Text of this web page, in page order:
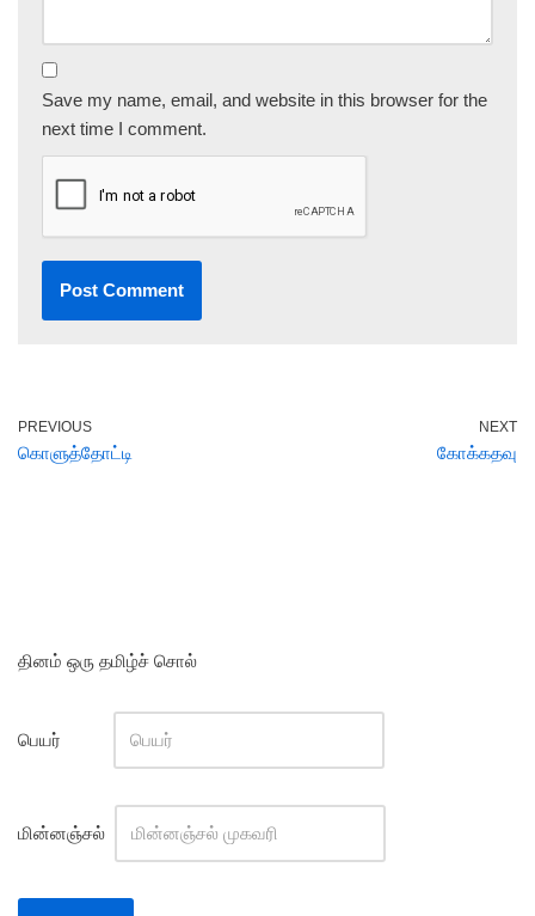
Save my name, email, and website in this browser for the
next time I comment.
PREVIOUS
கொளுத்தோட்டி
NEXT
கோக்கதவு
தினம் ஒரு தமிழ்ச் சொல்
பெயர்
மின்னஞ்சல்